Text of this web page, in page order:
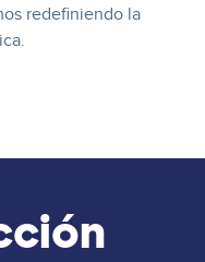
redefiniendo la